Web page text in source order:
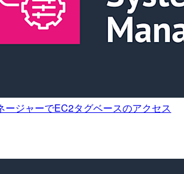
ージャーでEC2タグベースのアクセス